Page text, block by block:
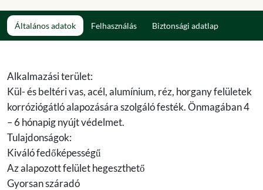
Általános adatok Felhasználás Biztonsági adatlap
Alkalmazási terület:
Kül- és beltéri vas, acél, alumínium, réz, horgany felületek
korróziógátló alapozására szolgáló festék. Önmagában 4
– 6 hónapig nyújt védelmet.
Tulajdonságok:
Kiváló fedőképességű
Az alapozott felület hegeszthető
Gyorsan száradó